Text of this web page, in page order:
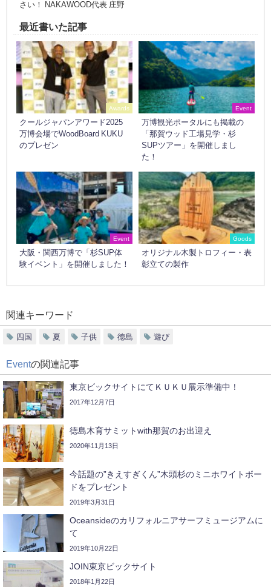
さい！ NAKAWOOD代表 庄野
最近書いた記事
Awards
クールジャパンアワード2025
万博会場でWoodBoard KUKU
のプレゼン
Event
万博観光ポータルにも掲載の
「那賀ウッド工場見学・杉
SUPツアー」を開催しまし
た！
Event
大阪・関西万博で「杉SUP体
験イベント」を開催しました！
Goods
オリジナル木製トロフィー・表
彰立ての製作
関連キーワード
四国 夏 子供 徳島 遊び
Eventの関連記事
東京ビックサイトにてＫＵＫＵ展示準備中！
2017年12月7日
徳島木育サミットwith那賀のお出迎え
2020年11月13日
今話題の”きえすぎくん”木頭杉のミニホワイトボー
ドをプレゼント
2019年3月31日
Oceansideのカリフォルニアサーフミュージアムに
て
2019年10月22日
JOIN東京ビックサイト
2018年1月22日